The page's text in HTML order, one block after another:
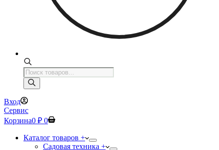
Поиск
товаров
Вход
Сервис
Корзина0 ₽ 0
Каталог товаров +
Садовая техника +